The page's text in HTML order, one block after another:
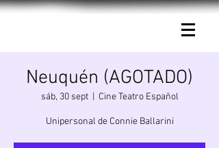
Neuquén (AGOTADO)
sáb, 30 sept
  |
Cine Teatro Español
Unipersonal de Connie Ballarini